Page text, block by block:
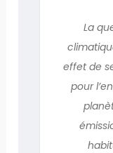
La
effet de
pour